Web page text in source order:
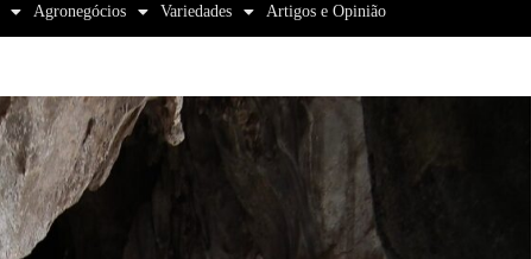
Agronegócios Variedades Artigos e Opinião